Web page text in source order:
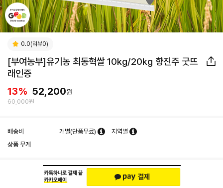
0.0(리뷰0)
[부여농부]유기농 최동혁쌀 10kg/20kg 향진주 굿뜨
래인증
13% 52,200원
60,000원
배송비 개별(단품무료)
지역별
상품 무게